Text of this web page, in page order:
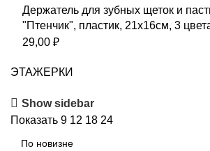
Держатель для зубных щеток и
"Птенчик", пластик, 21x16см, 3
29,00 ₽
ЭТАЖЕРКИ
Show sidebar
Показать 9 12 18 24